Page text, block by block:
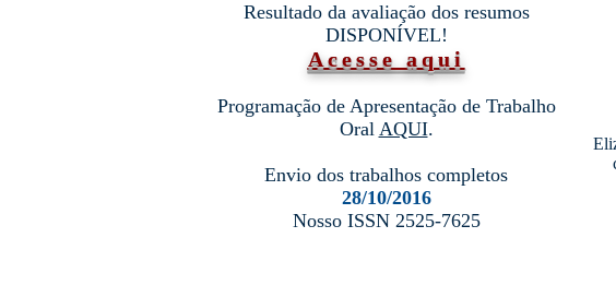
Resultado da avaliação dos resumos
DISPONÍVEL!
Acesse aqui
Programação de Apresentação de Trabalho
Oral AQUI.
Envio dos trabalhos completos
28/10/2016
Nosso ISSN 2525-7625